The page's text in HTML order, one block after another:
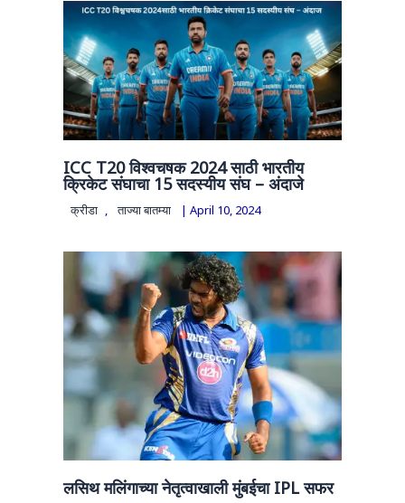
ICC T20 विश्वचषक 2024 साठी भारतीय
क्रिकेट संघाचा 15 सदस्यीय संघ – अंदाजे
क्रीडा ताज्या बातम्या | April 10, 2024
लसिथ मलिंगाच्या नेतृत्वाखाली मुंबईचा IPL सफर